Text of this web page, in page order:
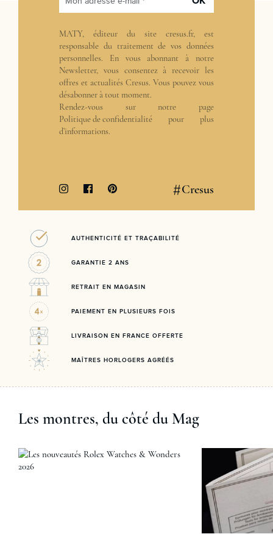
MATY, éditeur du site cresus.fr, est
responsable du traitement de vos données
personnelles. En vous abonnant à notre
Newsletter, vous consentez à recevoir les
offres et actualités Cresus. Vous pouvez vous
désabonner à tout moment.
Rendez-vous sur notre page
Politique de confidentialité pour plus
d’informations.
#Cresus
AUTHENTICITÉ ET TRAÇABILITÉ
GARANTIE 2 ANS
RETRAIT EN MAGASIN
PAIEMENT EN PLUSIEURS FOIS
LIVRAISON EN FRANCE OFFERTE
MAÎTRES HORLOGERS AGRÉÉS
Les montres, du côté du Mag